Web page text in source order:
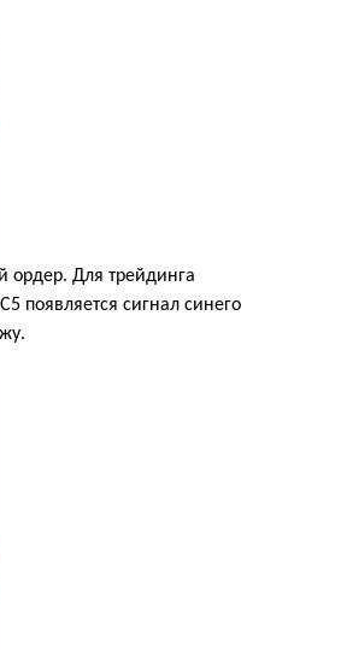
ордер. Для трейдинга
появляется сигнал синего